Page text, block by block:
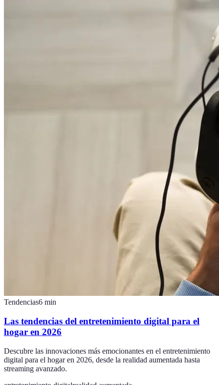
Tendencias6 min
Las tendencias del entretenimiento digital para el
hogar en 2026
Descubre las innovaciones más emocionantes en el entretenimiento
digital para el hogar en 2026, desde la realidad aumentada hasta
streaming avanzado.